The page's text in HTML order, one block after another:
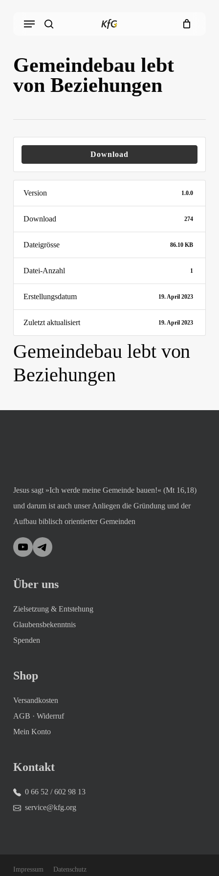
Menu
Gemeindebau lebt
von Beziehungen
Download
Version 1.0.0
Download 274
Dateigrösse 86.10 KB
Datei-Anzahl 1
Erstellungsdatum 19. April 2023
Zuletzt aktualisiert 19. April 2023
Gemeindebau lebt von
Beziehungen
Jesus sagt »Ich werde meine Gemeinde bauen!« (Mt 16,18)
und darum ist auch unser Anliegen die Gründung und der
Aufbau biblisch orientierter Gemeinden
YouTubeTelegram
Über uns
Zielsetzung & Entstehung
Glaubensbekenntnis
Spenden
Shop
Versandkosten
AGB · Widerruf
Mein Konto
Kontakt
0 66 52 / 602 98 13
service@kfg.org
Impressum Datenschutz